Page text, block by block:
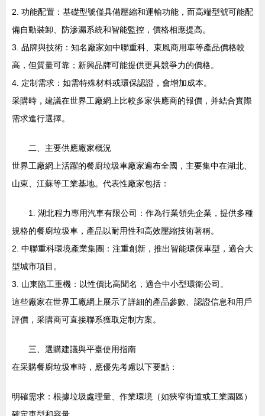
2. 功能配置：基礎型號僅具備壓縮和運輸功能，而高端型號可能配
備自動裝卸、防滲漏系統和智能監控，價格相應提高。
3. 品牌與技術：知名廠家如中聯重科、東風商用車等產品價格較
高，但質量可靠；新興品牌可能提供更具競爭力的價格。
4. 定制需求：如需特殊材料或環保認證，會增加成本。
采購時，建議在世界工廠網上比較多家供應商的報價，并結合實際
需求進行選擇。
二、主要供應廠家概況
世界工廠網上活躍的餐廚垃圾車廠家遍布全國，主要集中在湖北、
山東、江蘇等工業基地。代表性廠家包括：
1. 湖北程力專用汽車有限公司：作為行業領先企業，提供多種
規格的餐廚垃圾車，產品以耐用性和高效壓縮技術著稱。
2. 中聯重科環境產業集團：注重創新，推出智能環保車型，適合大
型城市項目。
3. 山東臨工重機：以性價比高聞名，適合中小型環衛公司。
這些廠家在世界工廠網上展示了詳細的產品參數、認證信息和用戶
評價，采購商可直接聯系獲取定制方案。
三、選購建議與平臺使用指南
在采購餐廚垃圾車時，應優先考慮以下要點：
明確需求：根據垃圾處理量、作業環境（如狹窄街道或工業園區）